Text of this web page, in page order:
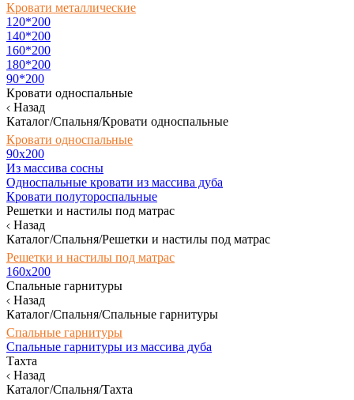
Кровати металлические
120*200
140*200
160*200
180*200
90*200
Кровати односпальные
Назад
Каталог/Спальня/Кровати односпальные
Кровати односпальные
90х200
Из массива сосны
Односпальные кровати из массива дуба
Кровати полутороспальные
Решетки и настилы под матрас
Назад
Каталог/Спальня/Решетки и настилы под матрас
Решетки и настилы под матрас
160х200
Спальные гарнитуры
Назад
Каталог/Спальня/Спальные гарнитуры
Спальные гарнитуры
Спальные гарнитуры из массива дуба
Тахта
Назад
Каталог/Спальня/Тахта